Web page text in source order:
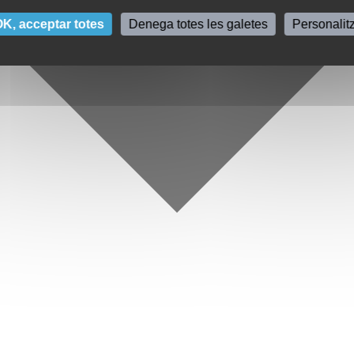
acceptar totes Denega totes les galetes